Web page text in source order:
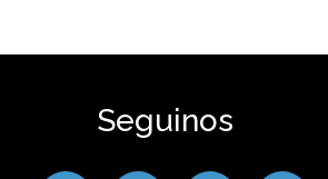
Seguinos